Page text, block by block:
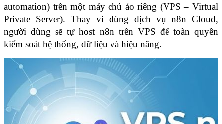
automation) trên một máy chủ ảo riêng (VPS – Virtual
Private Server). Thay vì dùng dịch vụ n8n Cloud,
người dùng sẽ tự host n8n trên VPS để toàn quyền
kiểm soát hệ thống, dữ liệu và hiệu năng.